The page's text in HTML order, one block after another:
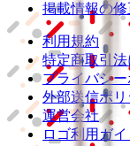
掲載情報の
利用規約
特定商取引
プライバシ
外部送信ポ
運営会社
ロゴ利用ガ